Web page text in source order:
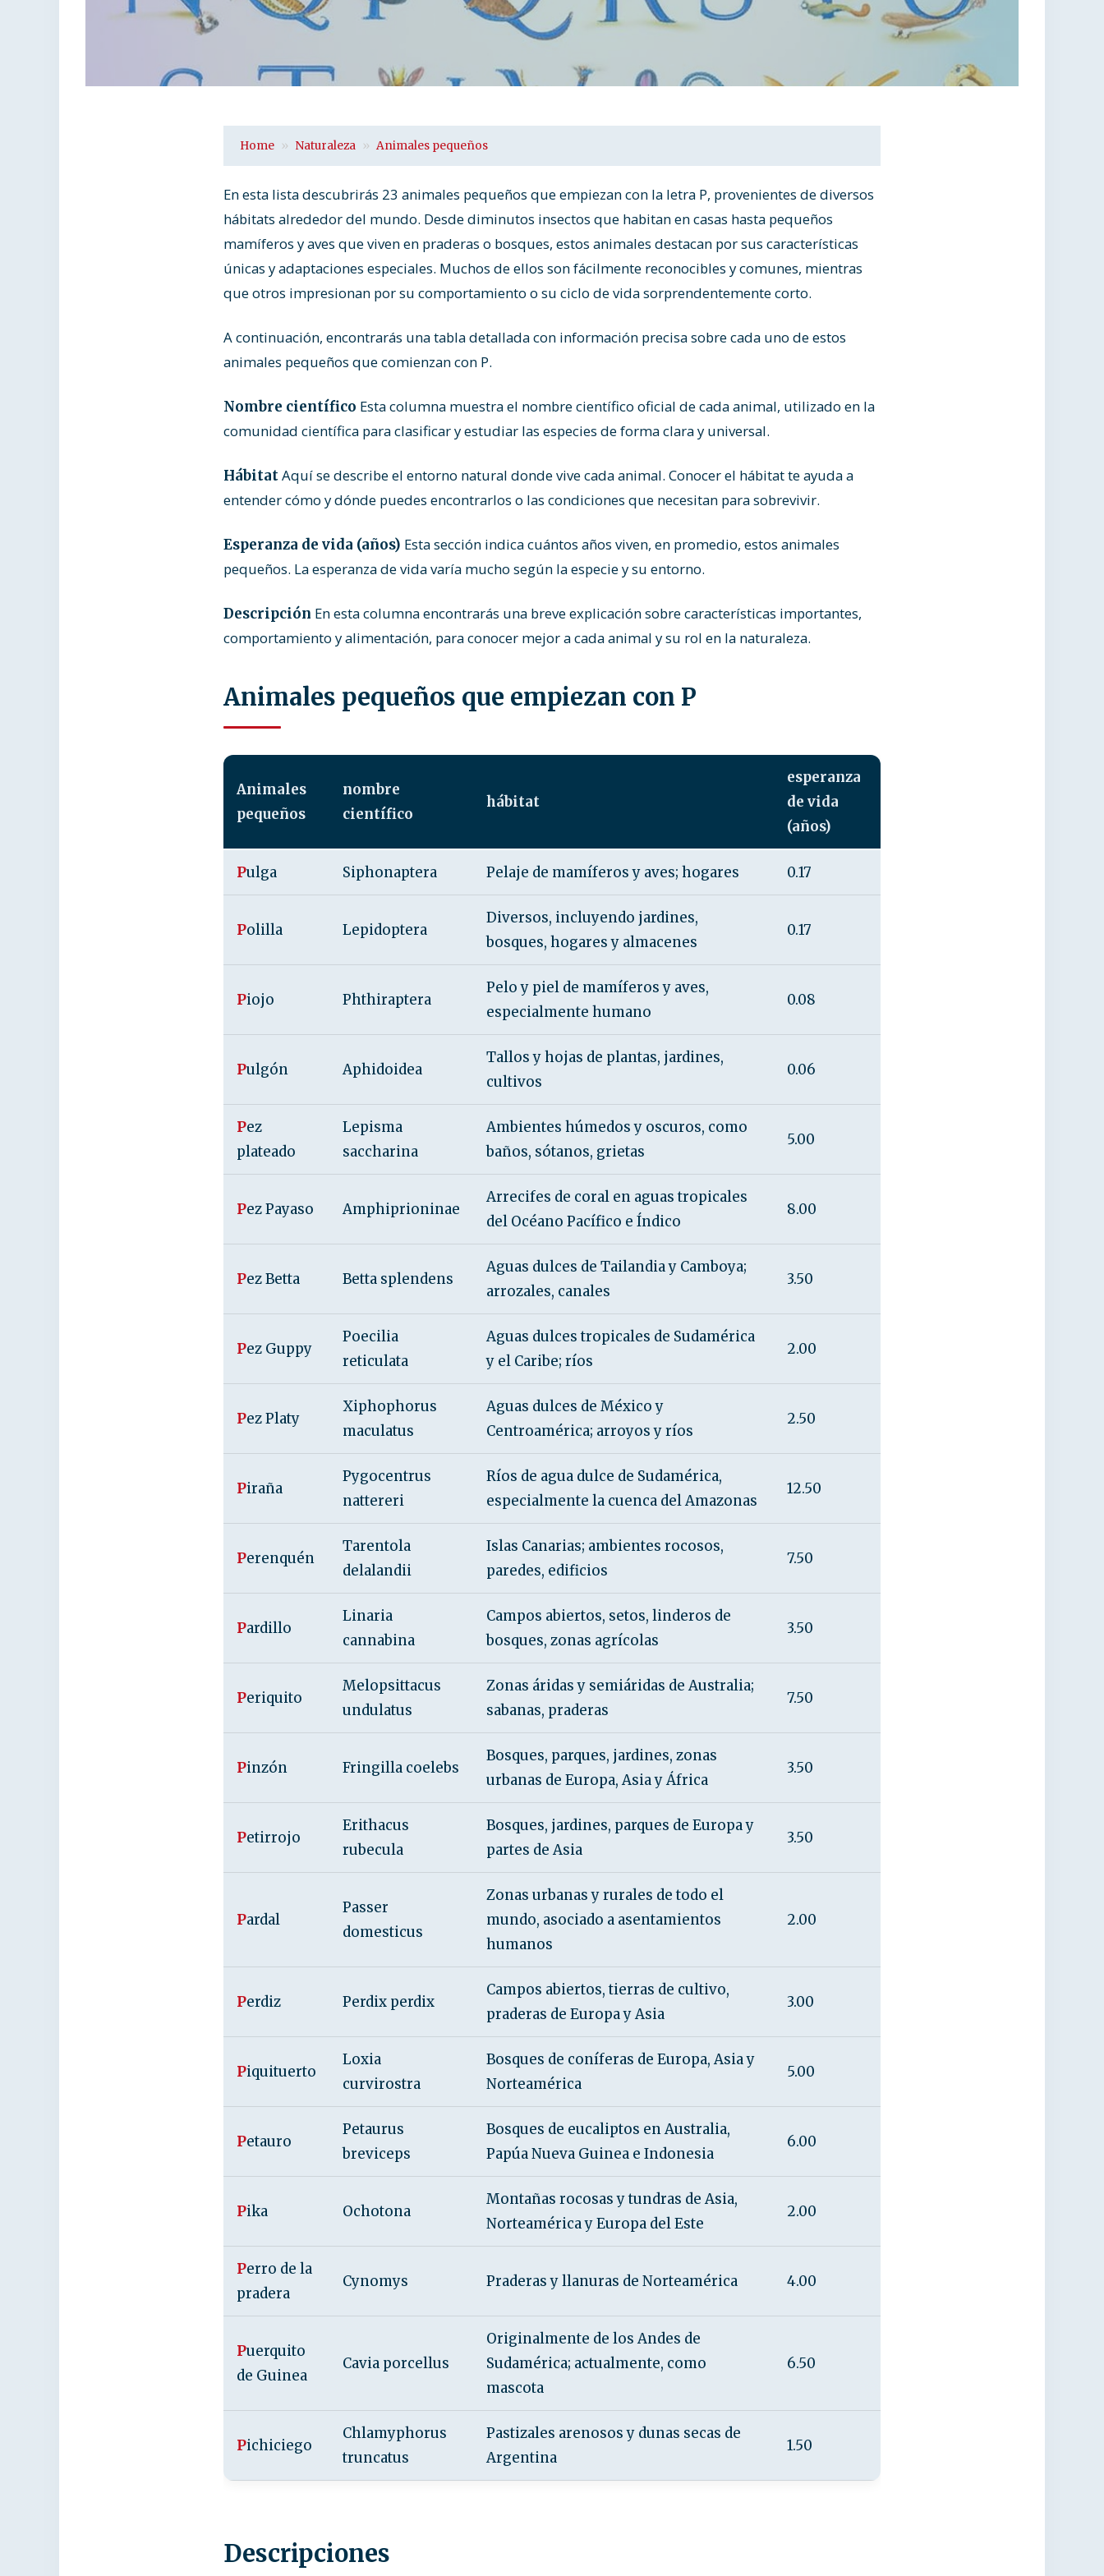
Home Naturaleza Animales pequeños
En esta lista descubrirás 23 animales pequeños que empiezan con la letra P, provenientes de diversos
hábitats alrededor del mundo. Desde diminutos insectos que habitan en casas hasta pequeños
mamíferos y aves que viven en praderas o bosques, estos animales destacan por sus características
únicas y adaptaciones especiales. Muchos de ellos son fácilmente reconocibles y comunes, mientras
que otros impresionan por su comportamiento o su ciclo de vida sorprendentemente corto.
A continuación, encontrarás una tabla detallada con información precisa sobre cada uno de estos
animales pequeños que comienzan con P.
Nombre científico Esta columna muestra el nombre científico oficial de cada animal, utilizado en la
comunidad científica para clasificar y estudiar las especies de forma clara y universal.
HábitatAquí se describe el entorno natural donde vive cada animal. Conocer el hábitat te ayuda a
entender cómo y dónde puedes encontrarlos o las condiciones que necesitan para sobrevivir.
Esperanza de vida (años) Esta sección indica cuántos años viven, en promedio, estos animales
pequeños. La esperanza de vida varía mucho según la especie y su entorno.
Descripción En esta columna encontrarás una breve explicación sobre características importantes,
comportamiento y alimentación, para conocer mejor a cada animal y su rol en la naturaleza.
Animales pequeños que empiezan con P
Animales
pequeños
nombre
científico
hábitat
esperanza
de vida
(años)
Pulga Siphonaptera Pelaje de mamíferos y aves; hogares 0.17
Polilla Lepidoptera
Diversos, incluyendo jardines,
bosques, hogares y almacenes
0.17
Piojo Phthiraptera
Pelo y piel de mamíferos y aves,
especialmente humano
0.08
Pulgón Aphidoidea
Tallos y hojas de plantas, jardines,
cultivos
0.06
Pez
plateado
Lepisma
saccharina
Ambientes húmedos y oscuros, como
baños, sótanos, grietas
5.00
Pez Payaso Amphiprioninae
Arrecifes de coral en aguas tropicales
del Océano Pacífico e Índico
8.00
Pez Betta Betta splendens
Aguas dulces de Tailandia y Camboya;
arrozales, canales
3.50
Pez Guppy
Poecilia
reticulata
Aguas dulces tropicales de Sudamérica
y el Caribe; ríos
2.00
Pez Platy
Xiphophorus
maculatus
Aguas dulces de México y
Centroamérica; arroyos y ríos
2.50
Piraña
Pygocentrus
nattereri
Ríos de agua dulce de Sudamérica,
especialmente la cuenca del Amazonas
12.50
Perenquén
Tarentola
delalandii
Islas Canarias; ambientes rocosos,
paredes, edificios
7.50
Pardillo
Linaria
cannabina
Campos abiertos, setos, linderos de
bosques, zonas agrícolas
3.50
Periquito
Melopsittacus
undulatus
Zonas áridas y semiáridas de Australia;
sabanas, praderas
7.50
Pinzón Fringilla coelebs
Bosques, parques, jardines, zonas
urbanas de Europa, Asia y África
3.50
Petirrojo
Erithacus
rubecula
Bosques, jardines, parques de Europa y
partes de Asia
3.50
Pardal
Passer
domesticus
Zonas urbanas y rurales de todo el
mundo, asociado a asentamientos
humanos
2.00
Perdiz Perdix perdix
Campos abiertos, tierras de cultivo,
praderas de Europa y Asia
3.00
Piquituerto
Loxia
curvirostra
Bosques de coníferas de Europa, Asia y
Norteamérica
5.00
Petauro
Petaurus
breviceps
Bosques de eucaliptos en Australia,
Papúa Nueva Guinea e Indonesia
6.00
Pika Ochotona
Montañas rocosas y tundras de Asia,
Norteamérica y Europa del Este
2.00
Perro de la
pradera
Cynomys Praderas y llanuras de Norteamérica 4.00
Puerquito
de Guinea
Cavia porcellus
Originalmente de los Andes de
Sudamérica; actualmente, como
mascota
6.50
Pichiciego
Chlamyphorus
truncatus
Pastizales arenosos y dunas secas de
Argentina
1.50
Descripciones